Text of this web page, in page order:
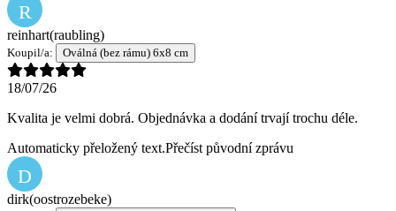
R
reinhart(raubling)
Koupil/a: Oválná (bez rámu) 6x8 cm
18/07/26
Kvalita je velmi dobrá. Objednávka a dodání trvají trochu déle.
Automaticky přeložený text.Přečíst původní zprávu
D
dirk(oostrozebeke)